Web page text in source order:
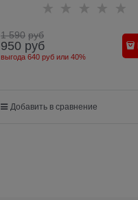
1 590 руб
950 руб
выгода 640 руб или 40%
Добавить в сравнение